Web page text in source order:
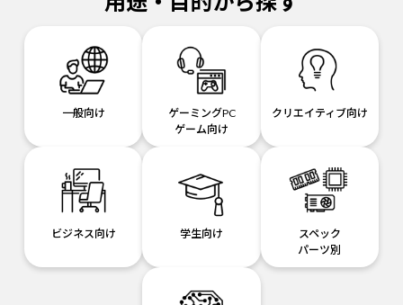
一般向け
ゲーミングPC
ゲーム向け
クリエイティブ向け
ビジネス向け 学生向け
スペック
パーツ別